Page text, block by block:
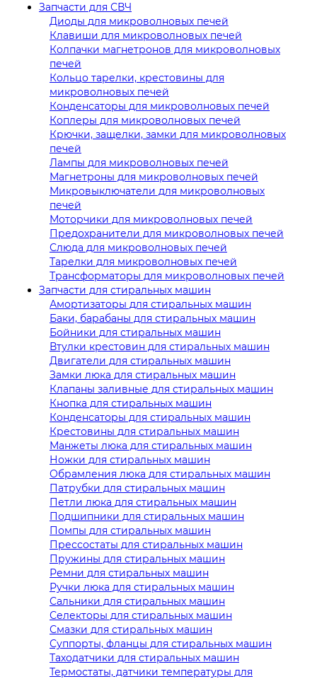
Запчасти для СВЧ
Диоды для микроволновых печей
Клавиши для микроволновых печей
Колпачки магнетронов для микроволновых
печей
Кольцо тарелки, крестовины для
микроволновых печей
Конденсаторы для микроволновых печей
Коплеры для микроволновых печей
Крючки, защелки, замки для микроволновых
печей
Лампы для микроволновых печей
Магнетроны для микроволновых печей
Микровыключатели для микроволновых
печей
Моторчики для микроволновых печей
Предохранители для микроволновых печей
Слюда для микроволновых печей
Тарелки для микроволновых печей
Трансформаторы для микроволновых печей
Запчасти для стиральных машин
Амортизаторы для стиральных машин
Баки, барабаны для стиральных машин
Бойники для стиральных машин
Втулки крестовин для стиральных машин
Двигатели для стиральных машин
Замки люка для стиральных машин
Клапаны заливные для стиральных машин
Кнопка для стиральных машин
Конденсаторы для стиральных машин
Крестовины для стиральных машин
Манжеты люка для стиральных машин
Ножки для стиральных машин
Обрамления люка для стиральных машин
Патрубки для стиральных машин
Петли люка для стиральных машин
Подшипники для стиральных машин
Помпы для стиральных машин
Прессостаты для стиральных машин
Пружины для стиральных машин
Ремни для стиральных машин
Ручки люка для стиральных машин
Сальники для стиральных машин
Селекторы для стиральных машин
Смазки для стиральных машин
Суппорты, фланцы для стиральных машин
Таходатчики для стиральных машин
Термостаты, датчики температуры для